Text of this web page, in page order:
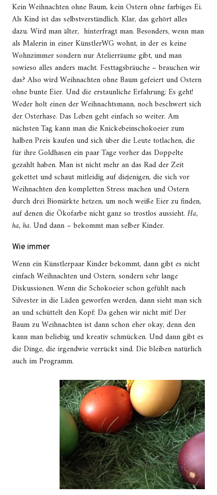
Kein Weihnachten ohne Baum, kein Ostern ohne farbiges Ei.
Als Kind ist das selbstverständlich. Klar, das gehört alles
dazu. Wird man älter, hinterfragt man. Besonders, wenn man
als Malerin in einer KünstlerWG wohnt, in der es keine
Wohnzimmer sondern nur Atelierräume gibt, und man
sowieso alles anders macht. Festtagsbräuche – brauchen wir
das? Also wird Weihnachten ohne Baum gefeiert und Ostern
ohne bunte Eier. Und die erstaunliche Erfahrung: Es geht!
Weder holt einen der Weihnachtsmann, noch beschwert sich
der Osterhase. Das Leben geht einfach so weiter. Am
nächsten Tag kann man die Knickebeinschokoeier zum
halben Preis kaufen und sich über die Leute totlachen, die
für ihre Goldhasen ein paar Tage vorher das Doppelte
gezahlt haben. Man ist nicht mehr an das Rad der Zeit
gekettet und schaut mitleidig auf diejenigen, die sich vor
Weihnachten den kompletten Stress machen und Ostern
durch drei Biomärkte hetzen, um noch weiße Eier zu finden,
auf denen die Ökofarbe nicht ganz so trostlos aussieht. Ha,
ha, ha. Und dann – bekommt man selber Kinder.
Wie immer
Wenn ein Künstlerpaar Kinder bekommt, dann gibt es nicht
einfach Weihnachten und Ostern, sondern sehr lange
Diskussionen. Wenn die Schokoeier schon gefühlt nach
Silvester in die Läden geworfen werden, dann sieht man sich
an und schüttelt den Kopf: Da gehen wir nicht mit! Der
Baum zu Weihnachten ist dann schon eher okay, denn den
kann man beliebig und kreativ schmücken. Und dann gibt es
die Dinge, die irgendwie verrückt sind. Die bleiben natürlich
auch im Programm.